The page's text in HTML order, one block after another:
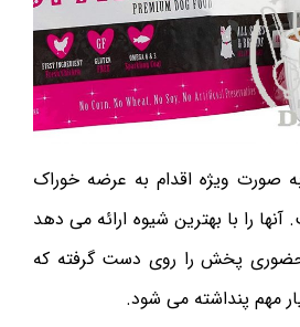
صورت ویژه اقدام به عرضه خوراک
را با بهترین شیوه ارائه می دهد
حضوری پخش را روی دست گرفته که
مهم پنداشته می شود.